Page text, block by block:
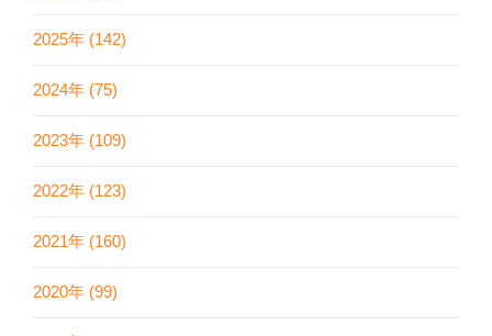
2025年 (142)
2024年 (75)
2023年 (109)
2022年 (123)
2021年 (160)
2020年 (99)